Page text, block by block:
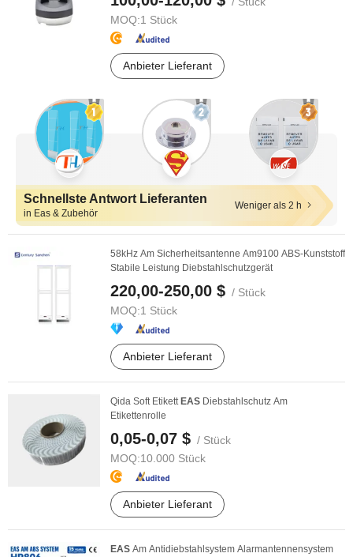
MOQ:1 Stück
Anbieter Lieferant
Schnellste Antwort Lieferanten
in Eas & Zubehör
Weniger als 2 h
58kHz Am Sicherheitsantenne Am9100 ABS-Kunststoff
Stabile Leistung Diebstahlschutzgerät
220,00-250,00 $ / Stück
MOQ:1 Stück
Anbieter Lieferant
Qida Soft Etikett EAS Diebstahlschutz Am
Etikettenrolle
0,05-0,07 $ / Stück
MOQ:10.000 Stück
Anbieter Lieferant
EAS Am Antidiebstahlsystem Alarmantennensystem